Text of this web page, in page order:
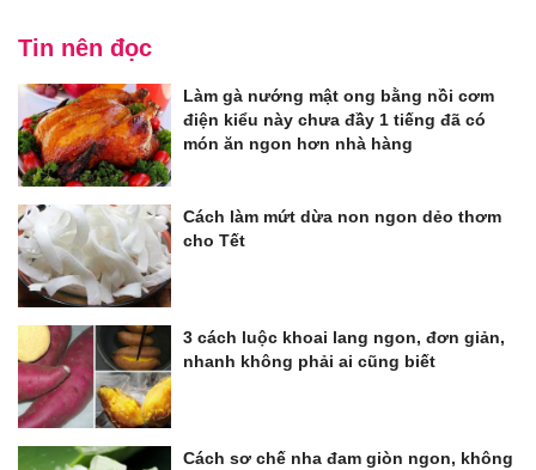
Tin nên đọc
Làm gà nướng mật ong bằng nồi cơm
điện kiểu này chưa đầy 1 tiếng đã có
món ăn ngon hơn nhà hàng
Cách làm mứt dừa non ngon dẻo thơm
cho Tết
3 cách luộc khoai lang ngon, đơn giản,
nhanh không phải ai cũng biết
Cách sơ chế nha đam giòn ngon, không